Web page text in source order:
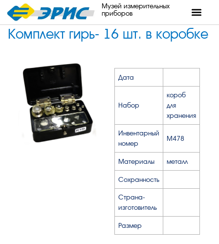
Музей измерительных
приборов
Комплект гирь- 16 шт. в коробке
Дата
Набор
короб
для
хранения
Инвентарный
номер
М478
Материалы металл
Сохранность
Страна-
изготовитель
Размер